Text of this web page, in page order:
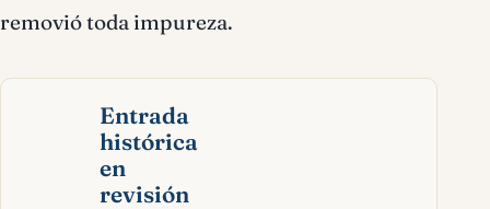
removió toda impureza.
Entrada
histórica
en
revisión